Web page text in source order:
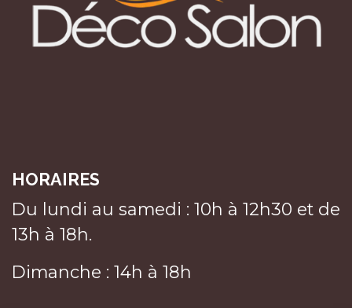
HORAIRES
Du lundi au samedi : 10h à 12h30 et de
13h à 18h.
Dimanche : 14h à 18h